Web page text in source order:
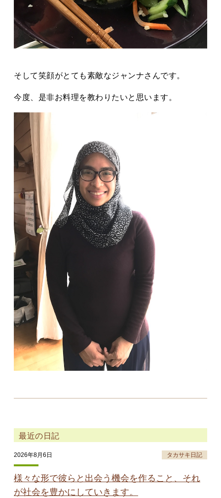
そして笑顔がとても素敵なジャンナさんです。
今度、是非お料理を教わりたいと思います。
最近の日記
2026年8月6日 タカサキ日記
様々な形で彼らと出会う機会を作ること、それ
が社会を豊かにしていきます。